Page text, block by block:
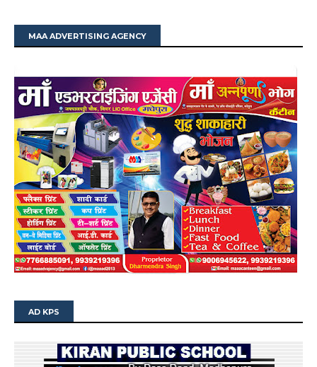
MAA ADVERTISING AGENCY
AD KPS